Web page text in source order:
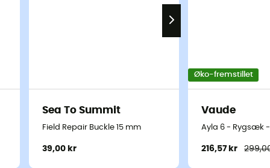
Sea To Summit
Field Repair Buckle 15 mm
39,00 kr
Øko-fremstillet
Vaude
Ayla 6 - Rygsæk
216,57 kr